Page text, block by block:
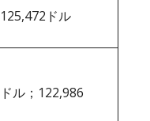
125,472ドル
ドル；122,986